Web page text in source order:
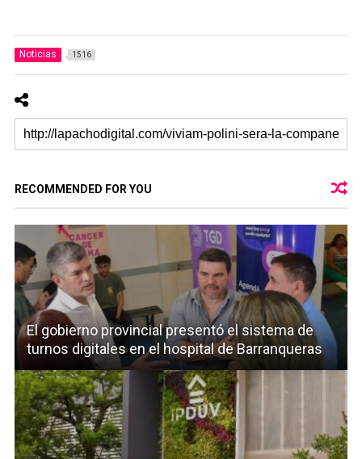
Noticias 1516
RECOMMENDED FOR YOU
El gobierno provincial presentó el sistema de
turnos digitales en el hospital de Barranqueras